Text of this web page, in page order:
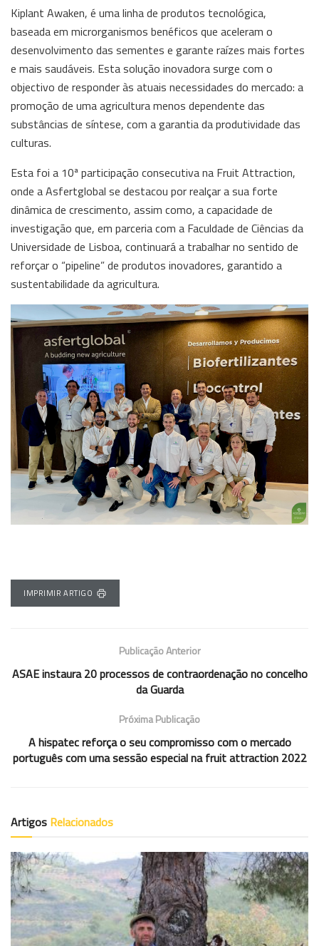
Kiplant Awaken, é uma linha de produtos tecnológica,
baseada em microrganismos benéficos que aceleram o
desenvolvimento das sementes e garante raízes mais fortes
e mais saudáveis. Esta solução inovadora surge com o
objectivo de responder às atuais necessidades do mercado: a
promoção de uma agricultura menos dependente das
substâncias de síntese, com a garantia da produtividade das
culturas.
Esta foi a 10ª participação consecutiva na Fruit Attraction,
onde a Asfertglobal se destacou por realçar a sua forte
dinâmica de crescimento, assim como, a capacidade de
investigação que, em parceria com a Faculdade de Ciências da
Universidade de Lisboa, continuará a trabalhar no sentido de
reforçar o “pipeline” de produtos inovadores, garantido a
sustentabilidade da agricultura.
IMPRIMIR ARTIGO
Publicação Anterior
ASAE instaura 20 processos de contraordenação no concelho
da Guarda
Próxima Publicação
A hispatec reforça o seu compromisso com o mercado
português com uma sessão especial na fruit attraction 2022
Artigos Relacionados